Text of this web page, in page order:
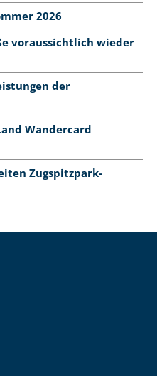
2026
voraussichtlich wieder
der
Wandercard
Zugspitzpark-